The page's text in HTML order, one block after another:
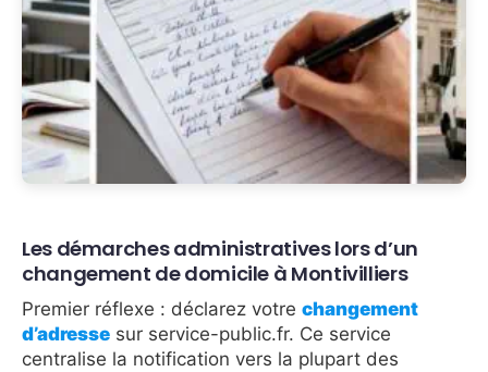
Les démarches administratives lors d’un
changement de domicile à Montivilliers
Premier réflexe : déclarez votre changement
d’adresse sur service-public.fr. Ce service
centralise la notification vers la plupart des